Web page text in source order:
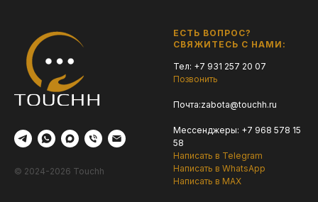
© 2024-2026 Touchh
ЕСТЬ ВОПРОС?
СВЯЖИТЕСЬ С НАМИ:
Тел: +7 931 257 20 07
Позвонить
Почта:zabota@touchh.ru
Мессенджеры: +7 968 578 15
58
Написать в Telegram
Написать в WhatsApp
Написать в MAX